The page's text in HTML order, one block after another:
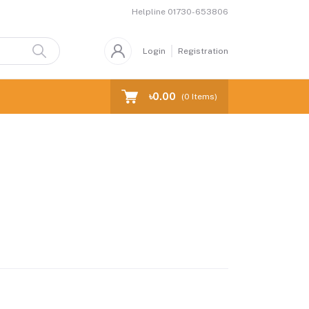
Helpline 01730-653806
Login Registration
৳0.00 (0 Items)